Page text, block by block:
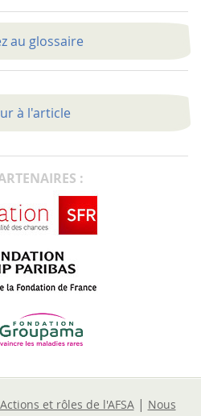
au glossaire
à l'article
:
Actions et rôles de l'AFSA| Nous